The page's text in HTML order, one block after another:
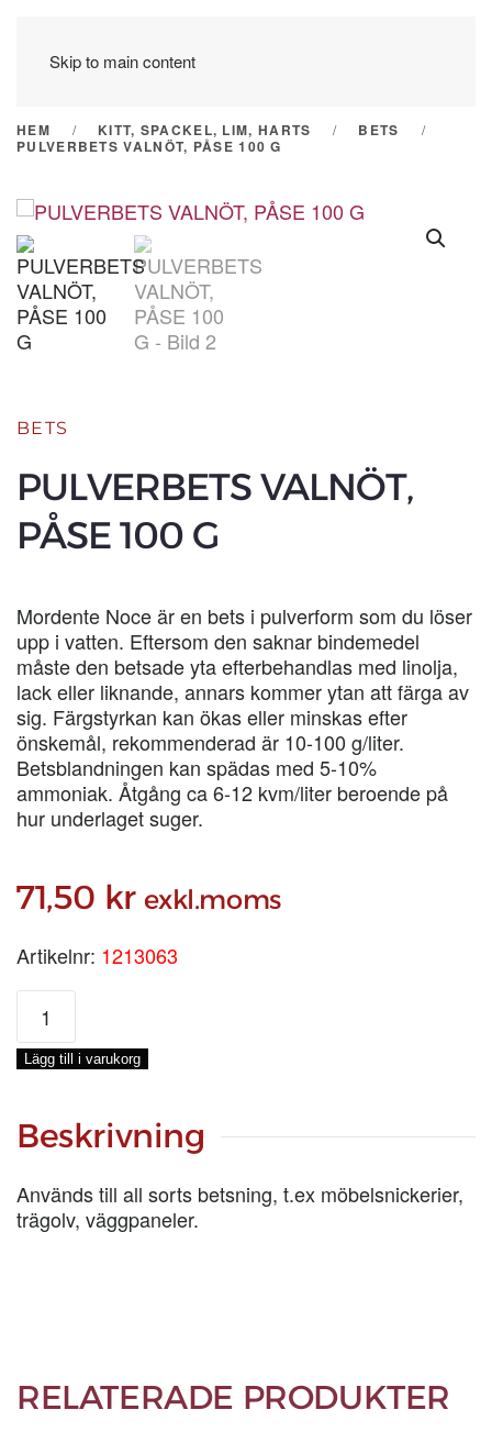
Skip to main content
HEM KITT, SPACKEL, LIM, HARTS
BETS
PULVERBETS VALNÖT, PÅSE 100 G
BETS
PULVERBETS VALNÖT,
PÅSE 100 G
Mordente Noce är en bets i pulverform som du löser
upp i vatten. Eftersom den saknar bindemedel
måste den betsade yta efterbehandlas med linolja,
lack eller liknande, annars kommer ytan att färga av
sig. Färgstyrkan kan ökas eller minskas efter
önskemål, rekommenderad är 10-100 g/liter.
Betsblandningen kan spädas med 5-10%
ammoniak. Åtgång ca 6-12 kvm/liter beroende på
hur underlaget suger.
71,50 kr exkl.moms
Artikelnr: 1213063
PULVERBETS
VALNÖT,
PÅSE
100
mängd
Lägg till i varukorg
Beskrivning
Används till all sorts betsning, t.ex möbelsnickerier,
trägolv, väggpaneler.
RELATERADE PRODUKTER